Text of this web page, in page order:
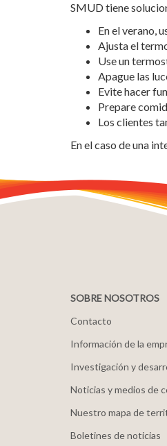
SMUD tiene
En el verano,
Ajusta el
Use un
Apague las
Evite hacer
Prepare
Los clientes
En el caso de una
SOBRE NOSOTROS
Contacto
Información de la
Investigación y
Noticias y medios de
Nuestro mapa de
Boletines de noticias